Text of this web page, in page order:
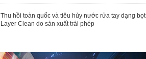
Thu hồi toàn quốc và tiêu hủy nước rửa tay dạng bọt
Layer Clean do sản xuất trái phép